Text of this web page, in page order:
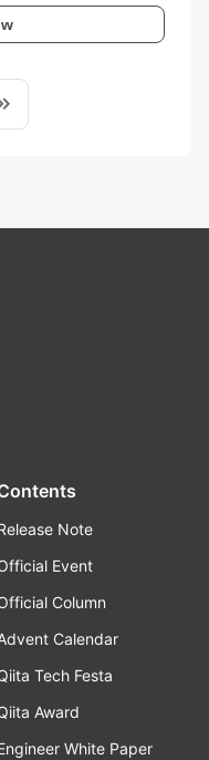
Note
Event
Column
Calendar
Tech Festa
Award
White Paper